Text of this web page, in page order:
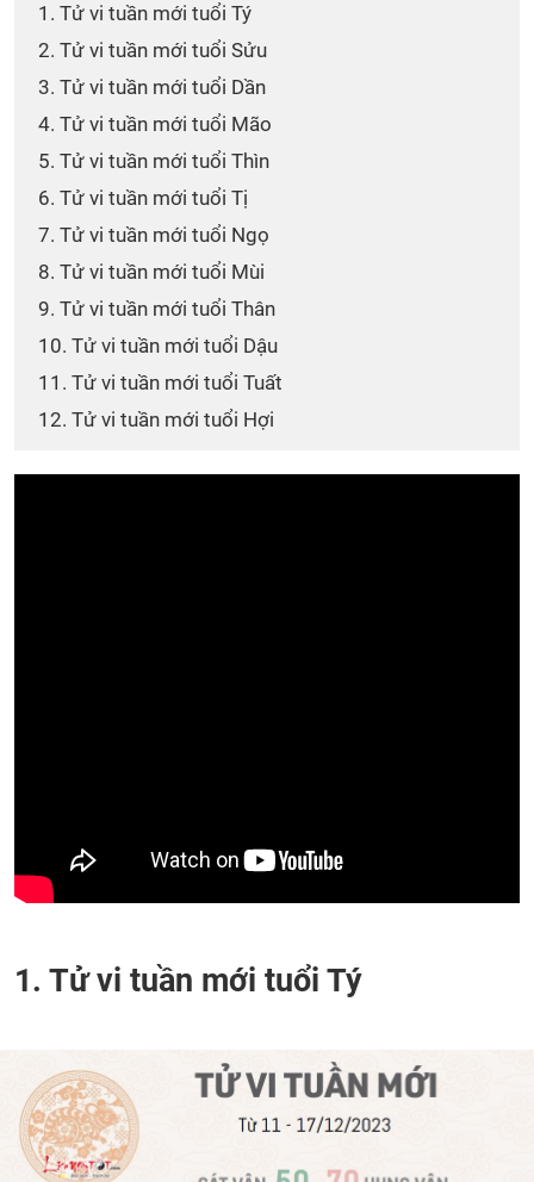
1. Tử vi tuần mới tuổi Tý
2. Tử vi tuần mới tuổi Sửu
3. Tử vi tuần mới tuổi Dần
4. Tử vi tuần mới tuổi Mão
5. Tử vi tuần mới tuổi Thìn
6. Tử vi tuần mới tuổi Tị
7. Tử vi tuần mới tuổi Ngọ
8. Tử vi tuần mới tuổi Mùi
9. Tử vi tuần mới tuổi Thân
10. Tử vi tuần mới tuổi Dậu
11. Tử vi tuần mới tuổi Tuất
12. Tử vi tuần mới tuổi Hợi
1. Tử vi tuần mới tuổi Tý